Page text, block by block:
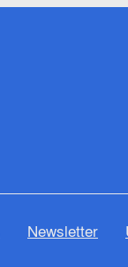
Newsletter